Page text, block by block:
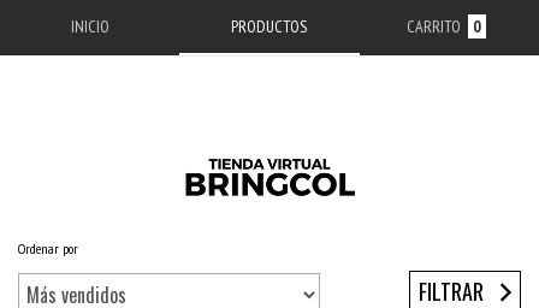
INICIO PRODUCTOS CARRITO 0
Inicio / ACCESORIOS APPLE
Ordenar por
FILTRAR